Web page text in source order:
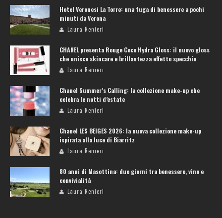
Hotel Veronesi La Torre: una fuga di benessere a pochi
minuti da Verona
Laura Renieri
CHANEL presenta Rouge Coco Hydra Gloss: il nuovo gloss
che unisce skincare e brillantezza effetto specchio
Laura Renieri
Chanel Summer’s Calling: la collezione make-up che
celebra le notti d’estate
Laura Renieri
Chanel LES BEIGES 2026: la nuova collezione make-up
ispirata alla luce di Biarritz
Laura Renieri
80 anni di Masottina: due giorni tra benessere, vino e
convivialità
Laura Renieri